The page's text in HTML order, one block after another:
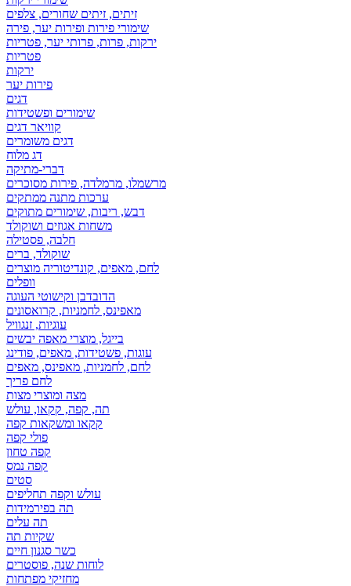
זיתים, זיתים שחורים, צלפים
שימורי פירות ופירות יער, פירה
ירקות, פרות, פרותי יער, פטריות
פטריות
ירקות
פירות יער
דגים
שימורים ופשטידות
קוויאר דגים
דגים משומרים
דג מלוח
דברי-מתיקה
מרשמלו, מרמלדה, פירות מסוכרים
ערכות מתנה ממתקים
דבש, ריבות, שימורים מתוקים
משחות אגוזים ושוקולד
חלבה, פסטילה
שוקולד, ברים
לחם, מאפים, קונדיטוריה מוצרים
וופלים
הדובדבן וקישוטי העוגה
מאפינס, לחמניות, קרואסונים
עוגיות, זנגוויל
בייגל, מוצרי מאפה יבשים
עוגות, פשטידות, מאפים, פודינג
לחם, לחמניות, מאפינס, מאפים
לחם פריך
מצה ומוצרי מצות
תה, קפה, קקאו, עולש
קקאו ומשקאות קפה
פולי קפה
קפה טחון
קפה נמס
סטים
עולש וקפה תחליפים
תה בפירמידות
תה עלים
שקיות תה
כשר סגנון חיים
לוחות שנה, פוסטרים
מחזיקי מפתחות